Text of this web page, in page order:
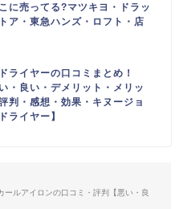
こに売ってる?マツキヨ・ドラッ
ア・東急ハンズ・ロフト・店
ライヤーの口コミまとめ！
い・良い・デメリット・メリッ
評判・感想・効果・キヌージョ
ライヤー】
ルアイロンの口コミ・評判【悪い・良